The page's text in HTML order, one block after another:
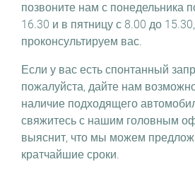
позвоните нам с понедельника
16.30 и в пятницу с 8.00 до
проконсультируем вас.
Если у вас есть спонтанный
пожалуйста, дайте нам
наличие подходящего
свяжитесь с нашим головным
выяснит, что мы можем
кратчайшие сроки.